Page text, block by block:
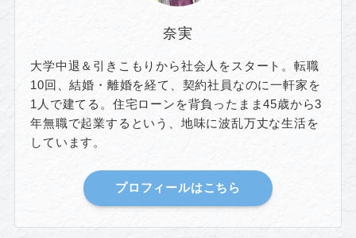
奈実
大学中退＆引きこもりから社会人をスタート。転職
10回、結婚・離婚を経て、契約社員なのに一軒家を
1人で建てる。住宅ローンを背負ったまま45歳から3
年無職で起業するという、地味に波乱万丈な生活を
しています。
プロフィールはこちら